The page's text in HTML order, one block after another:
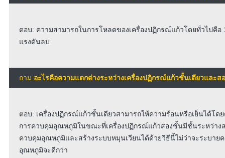
ตอบ: ความสามารถในการโหลดของเครื่องปฏิกรณ์แก้วโดยทั่วไปคื
แรงดันลบ
ถาม:อะไรคือความแตกต่างระหว่างเครื่องปฏิกรณ์แก้วชั้นเดียวและส
ตอบ: เครื่องปฏิกรณ์แก้วชั้นเดียวสามารถให้ความร้อนหรือเย็นได้โ
การควบคุมอุณหภูมิในขณะที่เครื่องปฏิกรณ์แก้วสองชั้นมีชั้นระหว่า
ควบคุมอุณหภูมิและสร้างระบบหมุนเวียนได้ด้วยวิธีนี้ไม่ว่าจะระบา
อุณหภูมิจะดีกว่า